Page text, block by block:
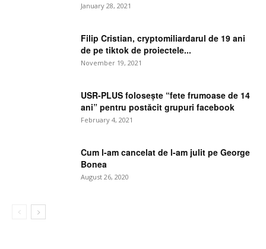
January 28, 2021
Filip Cristian, cryptomiliardarul de 19 ani
de pe tiktok de proiectele...
November 19, 2021
USR-PLUS folosește “fete frumoase de 14
ani” pentru postăcit grupuri facebook
February 4, 2021
Cum l-am cancelat de l-am julit pe George
Bonea
August 26, 2020